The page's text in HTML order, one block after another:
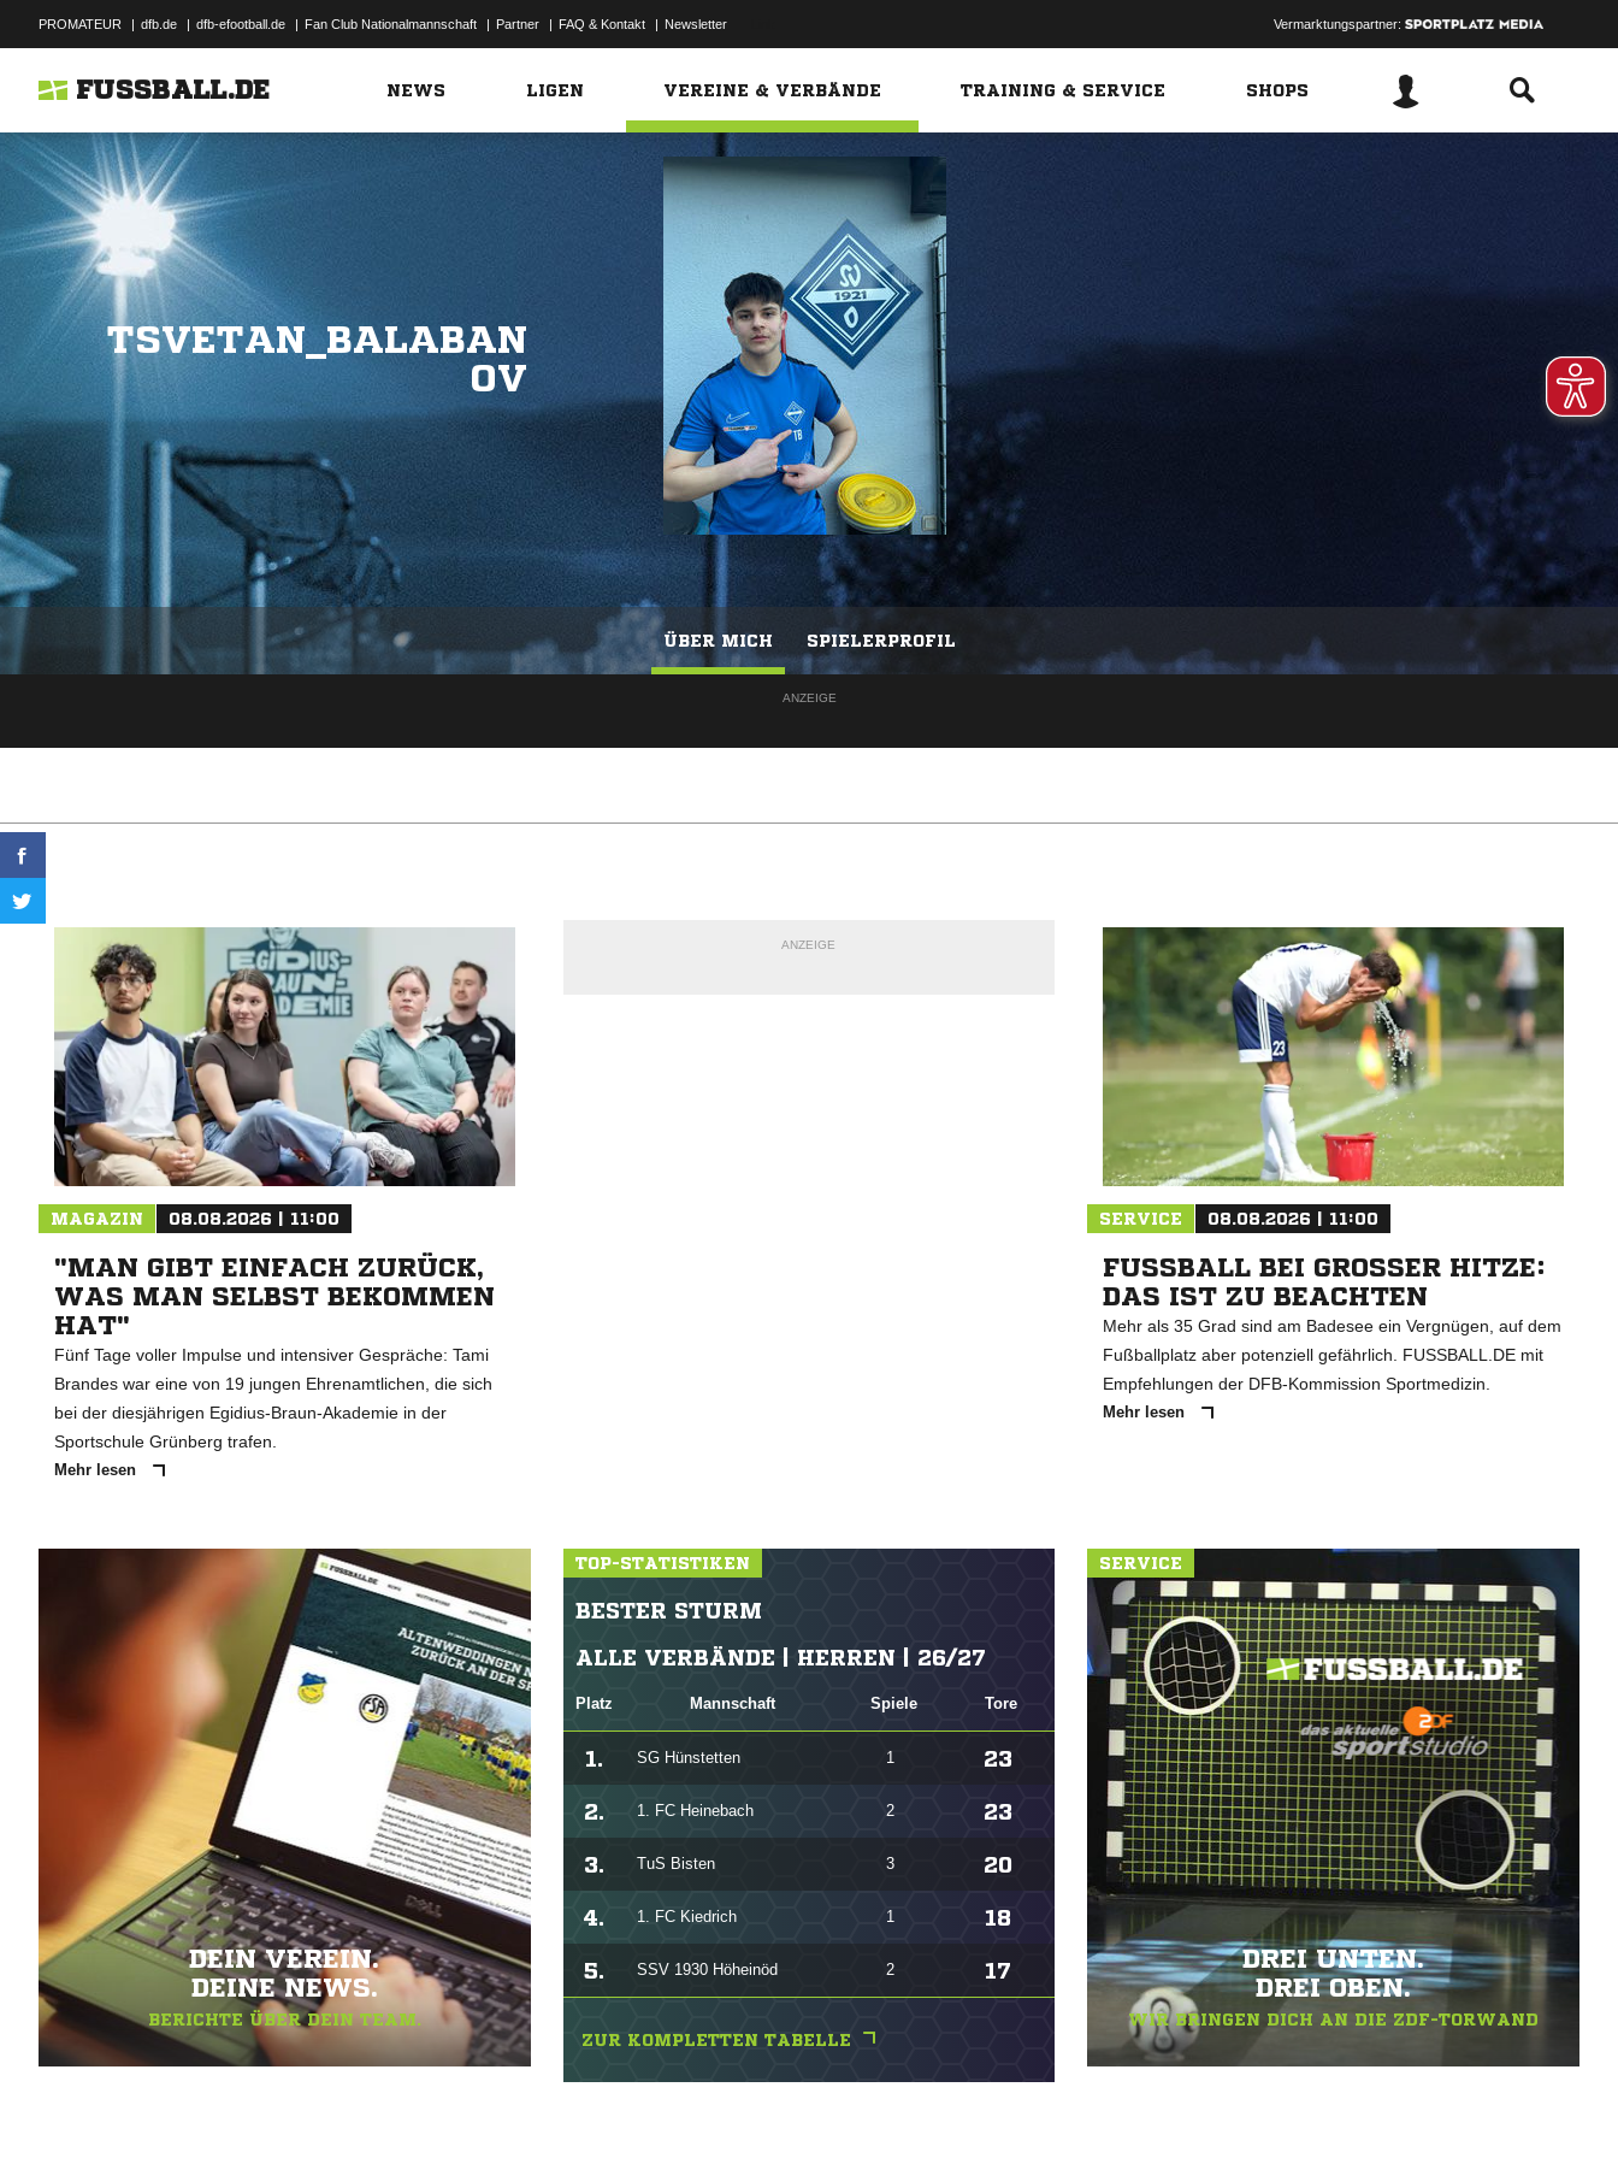
PROMATEUR | dfb.de | dfb-efootball.de | Fan Club Nationalmannschaft | Partner | FAQ & Kontakt | Newsletter Vermarktungspartner:
FUSSBALL.DE NEWS LIGEN VEREINE & VERBÄNDE TRAINING & SERVICE SHOPS
ÜBER MICH SPIELERPROFIL
TSVETAN_BALABAN
OV
ANZEIGE
MAGAZIN 08.08.2026 | 11:00
"MAN GIBT EINFACH ZURÜCK,
WAS MAN SELBST BEKOMMEN
HAT"
Fünf Tage voller Impulse und intensiver Gespräche: Tami
Brandes war eine von 19 jungen Ehrenamtlichen, die sich
bei der diesjährigen Egidius-Braun-Akademie in der
Sportschule Grünberg trafen.
Mehr lesen
ANZEIGE
SERVICE 08.08.2026 | 11:00
FUSSBALL BEI GROSSER HITZE: DA
S IST ZU BEACHTEN
Mehr als 35 Grad sind am Badesee ein Vergnügen, auf dem
Fußballplatz aber potenziell gefährlich. FUSSBALL.DE mit
Empfehlungen der DFB-Kommission Sportmedizin.
Mehr lesen
DEIN VEREIN.
DEINE NEWS.
BERICHTE ÜBER DEIN TEAM.
TOP-STATISTIKEN
BESTER STURM
ALLE VERBÄNDE | HERREN | 26/27
Platz Mannschaft Spiele Tore
1. SG Hünstetten 1 23
2. 1. FC Heinebach 2 23
3. TuS Bisten 3 20
4. 1. FC Kiedrich 1 18
5. SSV 1930 Höheinöd 2 17
ZUR KOMPLETTEN TABELLE
SERVICE
DREI UNTEN.
DREI OBEN.
WIR BRINGEN DICH AN DIE ZDF-TORWAND